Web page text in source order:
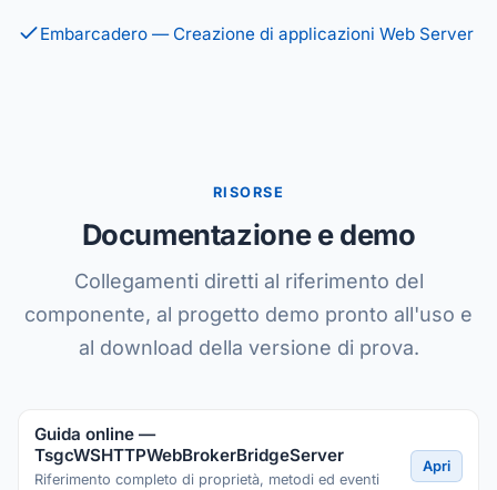
Embarcadero — Creazione di applicazioni Web Server
RISORSE
Documentazione e demo
Collegamenti diretti al riferimento del
componente, al progetto demo pronto all'uso e
al download della versione di prova.
Guida online —
TsgcWSHTTPWebBrokerBridgeServer
Riferimento completo di proprietà, metodi ed eventi
Apri